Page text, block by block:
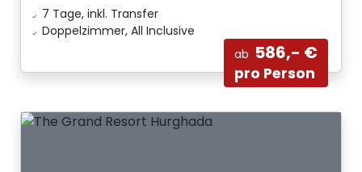
7 Tage, inkl. Transfer
Doppelzimmer, All Inclusive
ab 586,- €
pro Person